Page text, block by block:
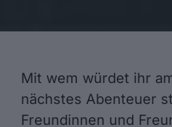
Mit wem würdet ihr
nächstes Abenteuer
Freundinnen und